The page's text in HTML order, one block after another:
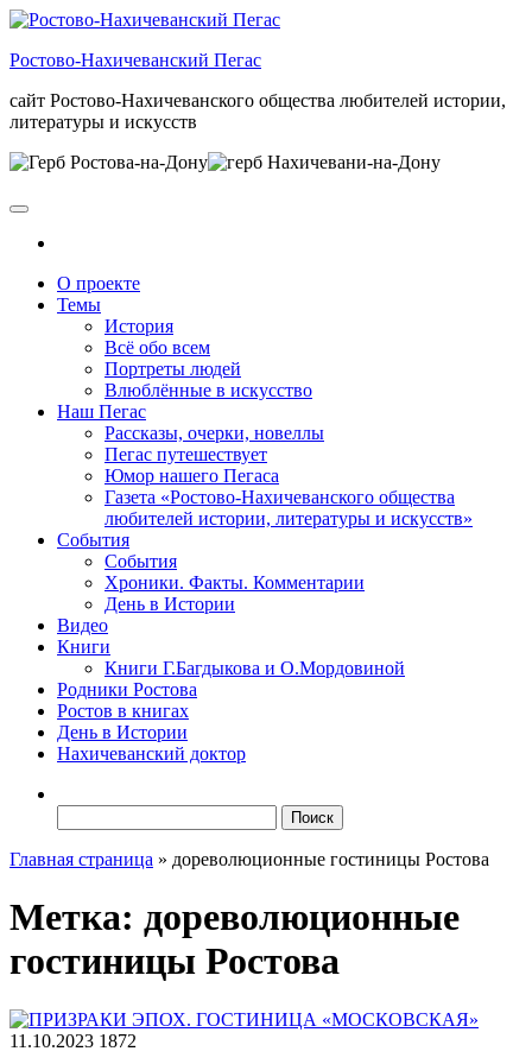
Skip
the
Ростово-Нахичеванский Пегас
сайт Ростово-Нахичеванского общества любителей истории,
литературы и искусств
О проекте
Темы
История
Всё обо всем
Портреты людей
Влюблённые в искусство
Наш Пегас
Рассказы, очерки, новеллы
Пегас путешествует
Юмор нашего Пегаса
Газета «Ростово-Нахичеванского общества
любителей истории, литературы и искусств»
События
События
Хроники. Факты. Комментарии
День в Истории
Видео
Книги
Книги Г.Багдыкова и О.Мордовиной
Родники Ростова
Ростов в книгах
День в Истории
Нахичеванский доктор
Главная страница » дореволюционные гостиницы Ростова
Метка: дореволюционные
гостиницы Ростова
11.10.2023 1872